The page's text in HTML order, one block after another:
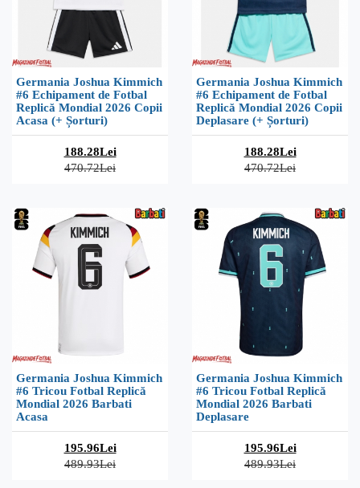
Germania Joshua Kimmich
#6 Echipament de Fotbal
Replică Mondial 2026 Copii
Acasa (+ Șorturi)
188.28Lei
470.72Lei
Germania Joshua Kimmich
#6 Echipament de Fotbal
Replică Mondial 2026 Copii
Deplasare (+ Șorturi)
188.28Lei
470.72Lei
Germania Joshua Kimmich
#6 Tricou Fotbal Replică
Mondial 2026 Barbati
Acasa
195.96Lei
489.93Lei
Germania Joshua Kimmich
#6 Tricou Fotbal Replică
Mondial 2026 Barbati
Deplasare
195.96Lei
489.93Lei